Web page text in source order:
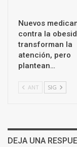
Nuevos
contra la
transforman la
atención, pero
plantean…
ANT SIG
DEJA UNA